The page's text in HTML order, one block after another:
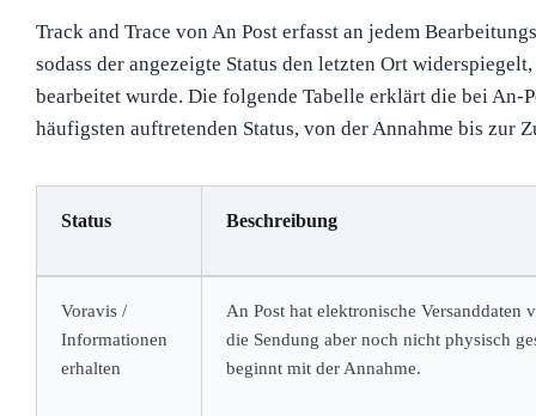
Track and Trace von An Post erfasst an jedem
sodass der angezeigte Status den letzten Ort
bearbeitet wurde. Die folgende Tabelle erklärt die bei An-
häufigsten auftretenden Status, von der Annahme bis zur
Status Beschreibung
Voravis /
Informationen
erhalten
An Post hat elektronische Versanddaten
die Sendung aber noch nicht physisch
beginnt mit der Annahme.